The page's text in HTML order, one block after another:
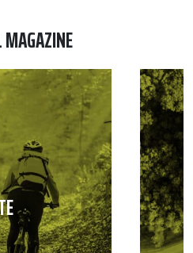
MAGAZINE